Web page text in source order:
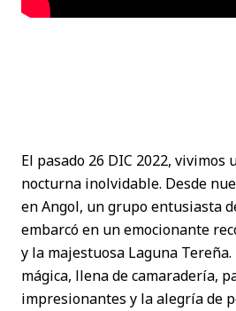
El pasado 26 DIC 2022, vivimos
nocturna inolvidable. Desde
en Angol, un grupo entusiasta
embarcó en un emocionante
y la majestuosa Laguna Tereña.
mágica, llena de camaradería,
impresionantes y la alegría de